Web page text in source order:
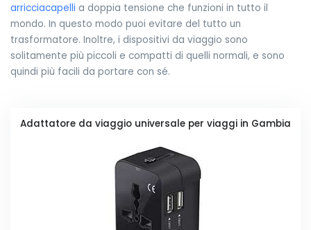
arricciacapelli a doppia tensione che funzioni in tutto il
mondo. In questo modo puoi evitare del tutto un
trasformatore. Inoltre, i dispositivi da viaggio sono
solitamente più piccoli e compatti di quelli normali, e sono
quindi più facili da portare con sé.
Adattatore da viaggio universale per viaggi in Gambia